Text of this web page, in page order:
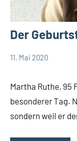
Der
zuende
ging
Leopoldshöhe
Thema
11. Mai 2020
Martha Ruthe, 95
besonderer Tag.
sondern weil er